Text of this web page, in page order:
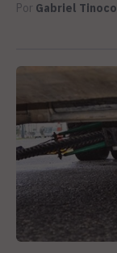
Por Gabriel Tinoco